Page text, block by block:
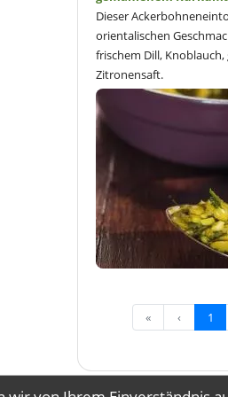
Dieser
orientalischen
frischem Dill,
Zitronensaft.
« ‹ 1